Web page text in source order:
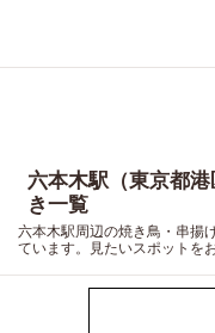
六本木駅（東京都
き一覧
六本木駅周辺の焼き鳥・串揚
ています。見たいスポットを